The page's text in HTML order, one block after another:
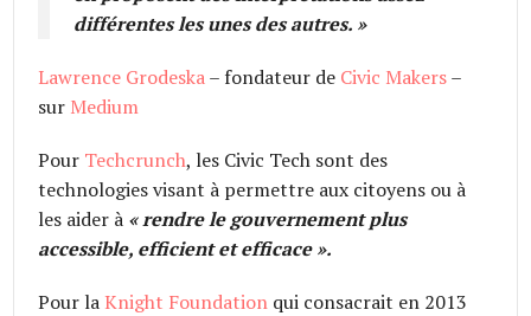
différentes les unes des autres. »
Lawrence Grodeska– fondateur de Civic Makers–
sur Medium
Pour Techcrunch, les Civic Tech sont des
technologies visant à permettre aux citoyens ou à
les aider à «rendre le gouvernement plus
accessible, efficient et efficace».
Pour laKnight Foundation qui consacrait en 2013